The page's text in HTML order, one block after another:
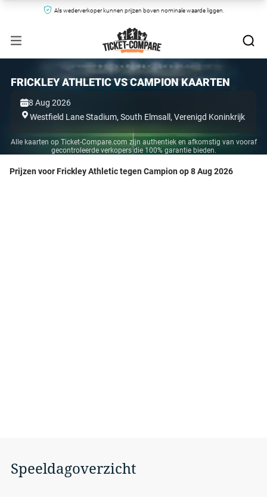
Als wederverkoper kunnen prijzen boven nominale waarde liggen.
FRICKLEY ATHLETIC VS CAMPION KAARTEN
8 Aug 2026
Westfield Lane Stadium, South Elmsall, Verenigd Koninkrijk
Alle kaarten op Ticket-Compare.com zijn authentiek en afkomstig van vooraf
gecontroleerde verkopers die 100% garantie bieden.
Prijzen voor Frickley Athletic tegen Campion op 8 Aug 2026
Speeldagoverzicht